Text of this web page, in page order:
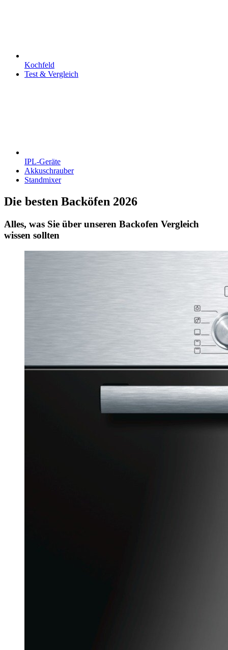
Kochfeld
Test & Vergleich
IPL-Geräte
Akkuschrauber
Standmixer
Die besten Backöfen 2026
Alles, was Sie über unseren Backofen Vergleich
wissen sollten